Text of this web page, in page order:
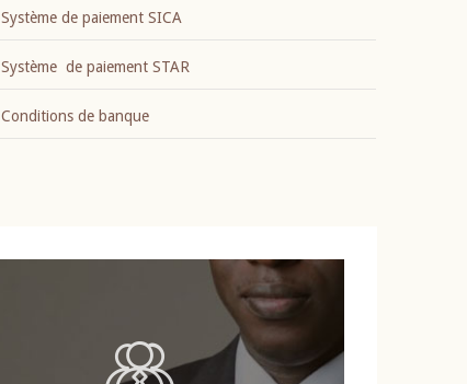
Système de paiement SICA
Système de paiement STAR
Conditions de banque